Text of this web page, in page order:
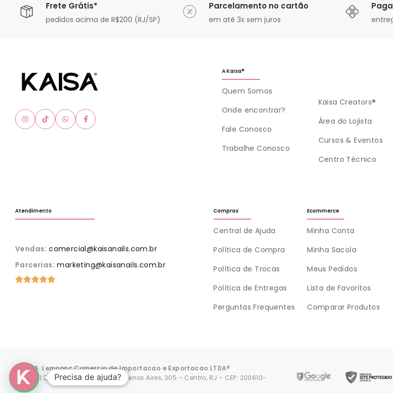
Frete Grátis*
pedidos acima de R$200 (RJ/SP)
Parcelamento no cartão
em até 3x sem juros
A Kaisa®
Quem Somos
Onde encontrar?
Fale Conosco
Trabalhe Conosco
Kaisa Creators®
Área do Lojista
Cursos & Eventos
Centro Técnico
Atendimento
Vendas: comercial@kaisanails.com.br
Parcerias: marketing@kaisanails.com.br
Compras
Central de Ajuda
Política de Compra
Política de Trocas
Política de Entregas
Perguntas Frequentes
Ecommerce
Minha Conta
Minha Sacola
Meus Pedidos
Lista de Favoritos
Comparar Produtos
© 2026. Lemoonc Comercio de Importacao e Exportacao LTDA®
CPNJ: 41.306.308/0001-47 • Rua Buenos Aires, 305 – Centro, RJ – CEP: 200610-
030
Precisa de ajuda?